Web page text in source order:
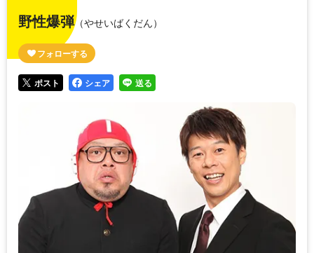
野性爆弾（やせいばくだん）
ポスト シェア 送る